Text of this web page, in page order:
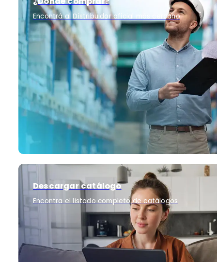
Encontrá al Distribuidor oficial más cercano
Descargar catálogo
Encontra el listado completo de catálogos